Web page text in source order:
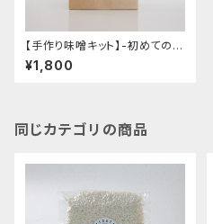
【手作り味噌キット】-初めてのか
んたん手作りオーガニック味噌
キット- "有機大豆・有機塩切り
¥1,800
同じカテゴリの商品